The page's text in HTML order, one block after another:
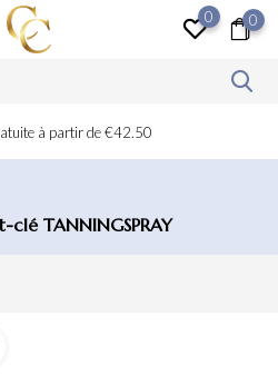
0 0
à partir de €42.50
TANNINGSPRAY